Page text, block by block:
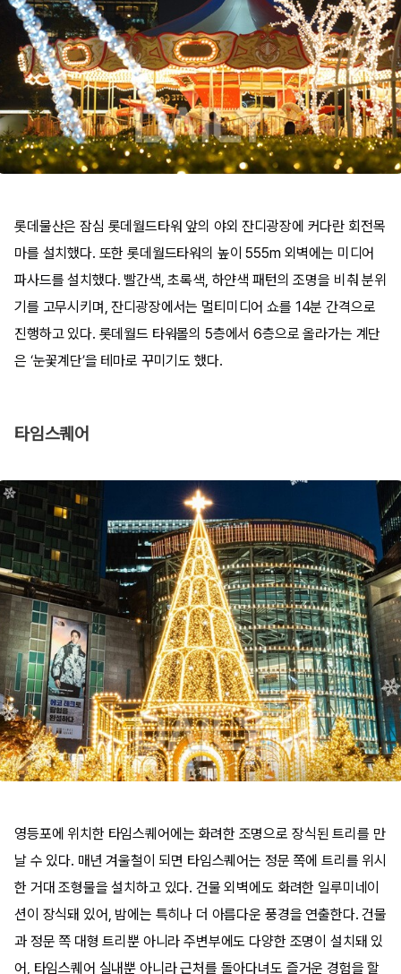
롯데물산은 잠심 롯데월드타워 앞의 야외 잔디광장에 커다란 회전목
마를 설치했다. 또한 롯데월드타워의 높이 555m 외벽에는 미디어
파사드를 설치했다. 빨간색, 초록색, 하얀색 패턴의 조명을 비춰 분위
기를 고무시키며, 잔디광장에서는 멀티미디어 쇼를 14분 간격으로
진행하고 있다. 롯데월드 타워몰의 5층에서 6층으로 올라가는 계단
은 ‘눈꽃계단’을 테마로 꾸미기도 했다.
타임스퀘어
영등포에 위치한 타임스퀘어에는 화려한 조명으로 장식된 트리를 만
날 수 있다. 매년 겨울철이 되면 타임스퀘어는 정문 쪽에 트리를 위시
한 거대 조형물을 설치하고 있다. 건물 외벽에도 화려한 일루미네이
션이 장식돼 있어, 밤에는 특히나 더 아름다운 풍경을 연출한다. 건물
과 정문 쪽 대형 트리뿐 아니라 주변부에도 다양한 조명이 설치돼 있
어, 타임스퀘어 실내뿐 아니라 근처를 돌아다녀도 즐거운 경험을 할